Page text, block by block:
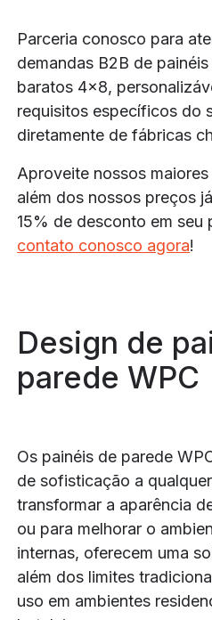
Parceria conosco para
demandas B2B de
baratos 4x8,
requisitos específicos do
diretamente de fábricas
Aproveite nossos
além dos nossos preços
15% de desconto em seu
contato conosco agora!
Design de
parede WPC
Os painéis de parede
de sofisticação a
transformar a aparência
ou para melhorar o
internas, oferecem uma
além dos limites
uso em ambientes